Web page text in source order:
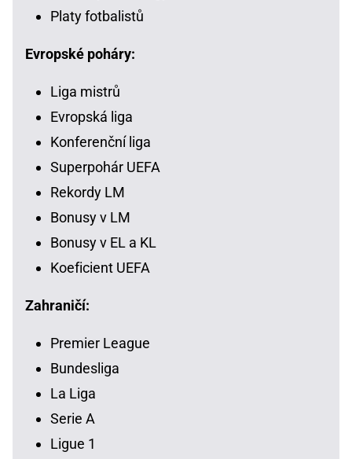
Platy fotbalistů
Evropské poháry:
Liga mistrů
Evropská liga
Konferenční liga
Superpohár UEFA
Rekordy LM
Bonusy v LM
Bonusy v EL a KL
Koeficient UEFA
Zahraničí:
Premier League
Bundesliga
La Liga
Serie A
Ligue 1